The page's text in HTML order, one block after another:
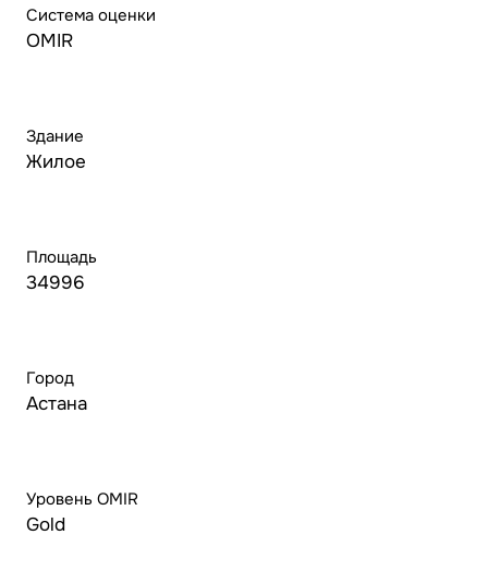
Система оценки
OMIR
Здание
Жилое
Площадь
34996
Город
Астана
Уровень OMIR
Gold